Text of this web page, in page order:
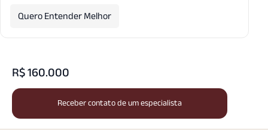
Quero Entender Melhor
R$ 160.000
Receber contato de um especialista